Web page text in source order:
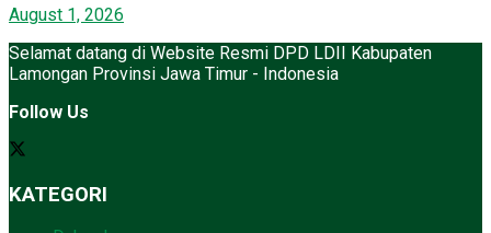
August 1, 2026
Selamat datang di Website Resmi DPD LDII Kabupaten
Lamongan Provinsi Jawa Timur - Indonesia
Follow Us
KATEGORI